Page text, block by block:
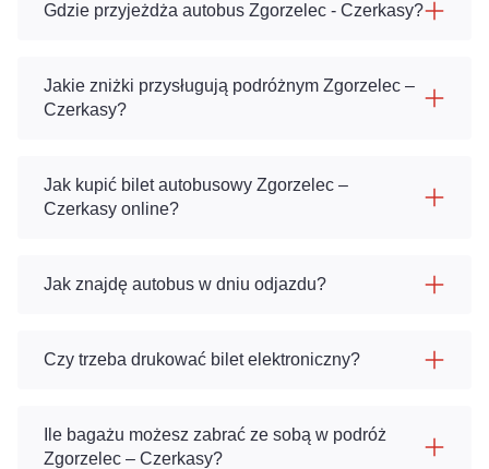
Gdzie przyjeżdża autobus Zgorzelec - Czerkasy?
Jakie zniżki przysługują podróżnym Zgorzelec –
Czerkasy?
Jak kupić bilet autobusowy Zgorzelec –
Czerkasy online?
Jak znajdę autobus w dniu odjazdu?
Czy trzeba drukować bilet elektroniczny?
Ile bagażu możesz zabrać ze sobą w podróż
Zgorzelec – Czerkasy?